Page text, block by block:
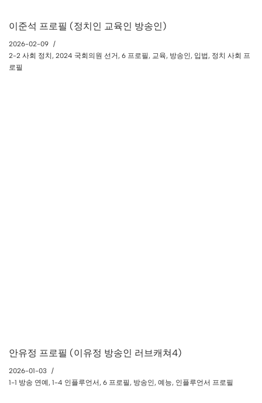
이준석 프로필 (정치인 교육인 방송인)
2026-02-09
2-2 사회 정치, 2024 국회의원 선거, 6 프로필, 교육, 방송인, 입법, 정치 사회 프
로필
안유정 프로필 (이유정 방송인 러브캐쳐4)
2026-01-03
1-1 방송 연예, 1-4 인플루언서, 6 프로필, 방송인, 예능, 인플루언서 프로필